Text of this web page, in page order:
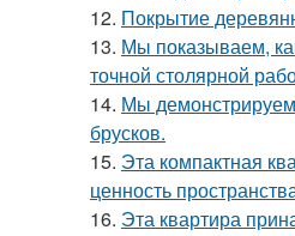
12. Покрытие
13. Мы показываем,
точной столярной
14. Мы
брусков.
15. Эта компактная
ценность
16. Эта квартира